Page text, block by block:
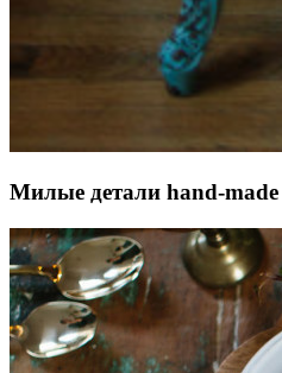
Милые детали hand-made